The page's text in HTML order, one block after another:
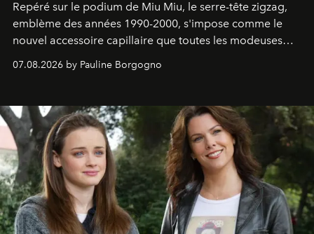
Repéré sur le podium de Miu Miu, le serre-tête zigzag,
emblème des années 1990-2000, s'impose comme le
nouvel accessoire capillaire que toutes les modeuses
s'arrachent déjà.
07.08.2026 by Pauline Borgogno